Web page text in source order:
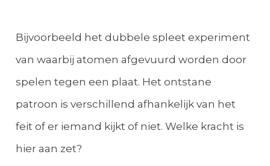
Bijvoorbeeld het dubbele spleet experiment
van waarbij atomen afgevuurd worden door
spelen tegen een plaat. Het ontstane
patroon is verschillend afhankelijk van het
feit of er iemand kijkt of niet. Welke kracht is
hier aan zet?